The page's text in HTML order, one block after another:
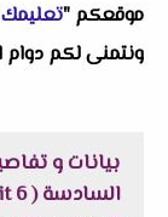
موقعكم "تعليمك
ونتمنى لكم دوام
بيانات و